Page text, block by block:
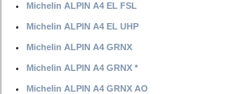
Michelin ALPIN A4 EL FSL
Michelin ALPIN A4 EL UHP
Michelin ALPIN A4 GRNX
Michelin ALPIN A4 GRNX *
Michelin ALPIN A4 GRNX AO